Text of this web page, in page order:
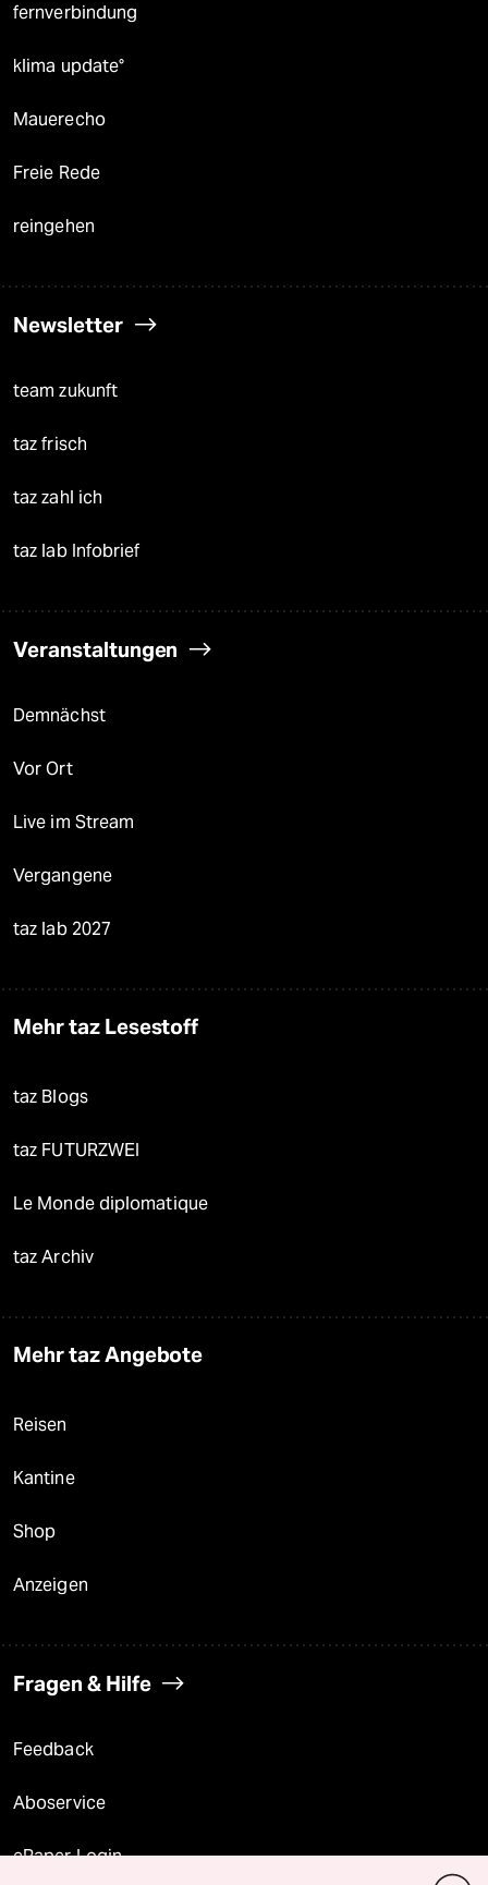
fernverbindung
klima update°
Mauerecho
Freie Rede
reingehen
Newsletter
team zukunft
taz frisch
taz zahl ich
taz lab Infobrief
Veranstaltungen
Demnächst
Vor Ort
Live im Stream
Vergangene
taz lab 2027
Mehr taz Lesestoff
taz Blogs
taz FUTURZWEI
Le Monde diplomatique
taz Archiv
Mehr taz Angebote
Reisen
Kantine
Shop
Anzeigen
Fragen & Hilfe
Feedback
Aboservice
ePaper Login